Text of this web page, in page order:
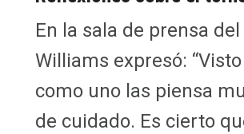
En la sala de prensa
Williams expresó:
como uno las piensa
de cuidado. Es cierto